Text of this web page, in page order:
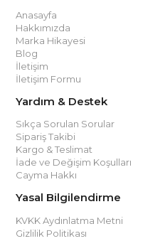
Anasayfa
Hakkımızda
Marka Hikayesi
Blog
İletişim
İletişim Formu
Yardım & Destek
Sıkça Sorulan Sorular
Sipariş Takibi
Kargo & Teslimat
İade ve Değişim Koşulları
Cayma Hakkı
Yasal Bilgilendirme
KVKK Aydınlatma Metni
Gizlilik Politikası